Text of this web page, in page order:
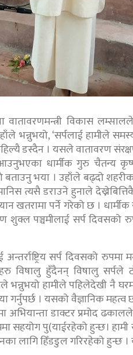
वातावरणमन्त्री विकास
भन्नुभयो, ‘सर्पलाई हामीले
डस्दैन । यसले वातावरण
धार्मीक गुरु चैतन्य कृष्णले
भया । उहाँले बढ्दो
त्यसै डराउने हुनाले
खतरामा पर्ने गरेको छ । धार्मीक
पञ्चमीलाई सर्प दिवसको
अन्तर्राष्ट्रिय सर्प दिवसको
विषालु हुँदैनन् विषालु
भन्नुभयो हामीले पहिलेदेखी नै
गर्नुपर्छ । यसको वैज्ञानिक महत्व
अभियान्ता डाक्टर प्रमोद
पु(याईरहेको हुन्छ। हामी
लागि हिँडडुल गरिरहेको हुन्छ